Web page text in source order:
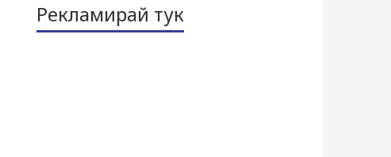
Рекламирай тук